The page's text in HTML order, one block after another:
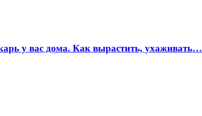
у вас дома. Как вырастить, ухаживать…